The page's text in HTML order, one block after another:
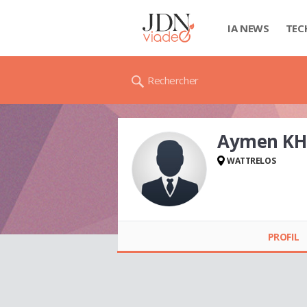
IA NEWS
Rechercher
Aymen
WATTRELOS
PROFIL